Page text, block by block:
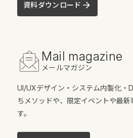
資料ダウンロード
Mail magazine
メールマガジン
UI/UXデザイン・システム内製化・
ちメソッドや、限定イベントや最
す。